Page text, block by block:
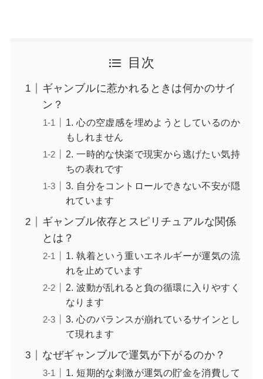
目次
ギャンブルに惹かれるときは何かのサイ
ン？
1. 心の空虚感を埋めようとしているのか
もしれません
2. 一時的な快楽で現実から逃げたい気持
ちの表れです
3. 自分をコントロールできない不安が隠
れています
ギャンブル依存とスピリチュアルな関係
とは？
1. 執着という重いエネルギーが運気の流
れを止めています
2. 波動が乱れると負の循環に入りやすく
なります
3. 心のバランスが崩れているサインとし
て現れます
なぜギャンブルで運気が下がるのか？
1. 短期的な刺激が運気の貯金を消費して